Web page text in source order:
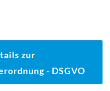
zur
- DSGVO